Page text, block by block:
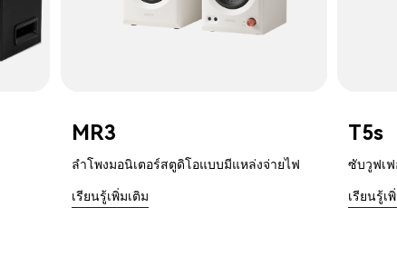
MR3
ลำโพงมอนิเตอร์สตูดิโอแบบมีแหล่งจ่ายไฟ
เรียนรู้เพิ่มเติม
T5s
ซับวูฟเ
เรียนรู้เ